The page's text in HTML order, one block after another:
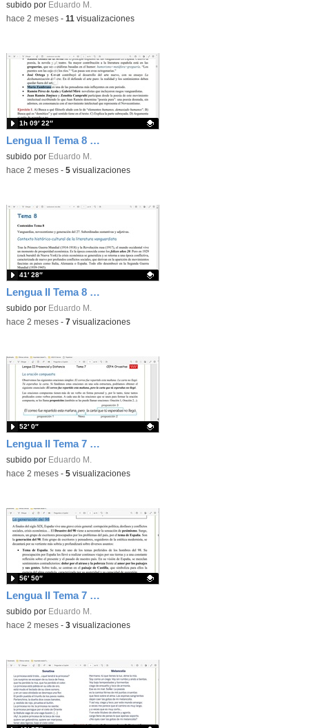
Contenido educativo.
subido por Eduardo M.
-hace 2 meses- 11 visualizaciones
Lengua II Tema 8 Clase 78 20260520 - Generación del 27
Contenido educativo.
subido por Eduardo M.
1h 09′ 22″
-hace 2 meses- 5visualizaciones
Lengua II Tema 8 Clase 77 20260520 - Vanguardias y generación del 14
Contenido educativo.
subido por Eduardo M.
41′ 28″
-hace 2 meses- 7 visualizaciones
Lengua II Tema 7 Clase 76 20260520 - Oraciones compuestas: tipos
Contenido educativo.
subido por Eduardo M.
52′ 0″
-hace 2 meses- 5visualizaciones
Lengua II Tema 7 Clase 75 20260519 - Generación del 98 (I)
Contenido educativo.
subido por Eduardo M.
56′ 50″
-hace 2 meses- 3visualizaciones